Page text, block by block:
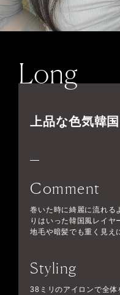
Long
上品な色気韓
Comment
巻いた時に綺麗に流れる
りはいった韓国風レイヤ
地毛や暗髪でも重く見え
Styling
38ミリのアイロンで全体